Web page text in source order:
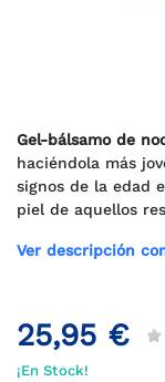
Gel-bálsamo de
haciéndola más
signos de la edad
piel de aquellos
Ver descripción
25,95 €
¡En Stock!